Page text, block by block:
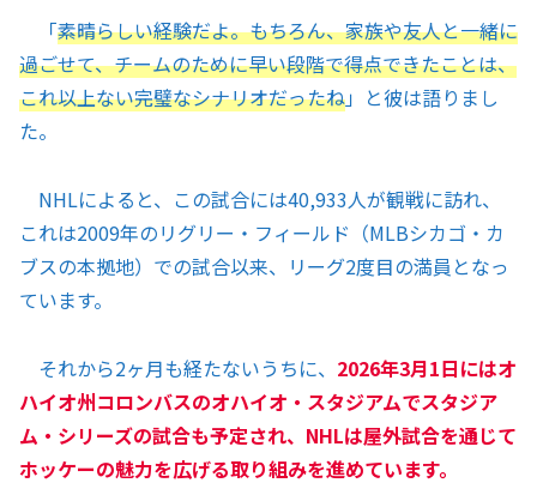
「素晴らしい経験だよ。もちろん、家族や友人と一緒に
過ごせて、チームのために早い段階で得点できたことは、
これ以上ない完璧なシナリオだったね」と彼は語りまし
た。
NHLによると、この試合には40,933人が観戦に訪れ、
これは2009年のリグリー・フィールド（MLBシカゴ・カ
ブスの本拠地）での試合以来、リーグ2度目の満員となっ
ています。
それから2ヶ月も経たないうちに、 2026年3月1日にはオ
ハイオ州コロンバスのオハイオ・スタジアムでスタジア
ム・シリーズの試合も予定され、NHLは屋外試合を通じて
ホッケーの魅力を広げる取り組みを進めています。